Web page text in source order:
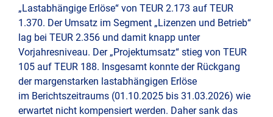
„Lastabhängige Erlöse“ von TEUR 2.173 auf TEUR
1.370. Der Umsatz im Segment „Lizenzen und Betrieb“
lag bei TEUR 2.356 und damit knapp unter
Vorjahresniveau. Der „Projektumsatz“ stieg von TEUR
105 auf TEUR 188. Insgesamt konnte der Rückgang
der margenstarken lastabhängigen Erlöse
im Berichtszeitraums (01.10.2025 bis 31.03.2026) wie
erwartet nicht kompensiert werden. Daher sank das